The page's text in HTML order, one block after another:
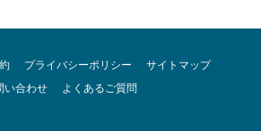
プライバシーポリシー
サイトマップ
い合わせ
よくあるご質問